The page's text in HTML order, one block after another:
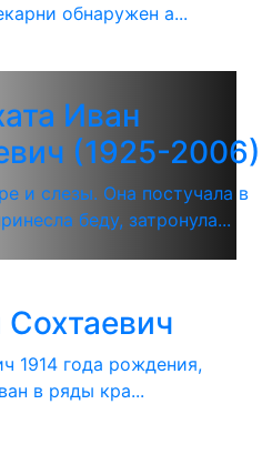
обнаружен а...
Иван
(1925-2006)
и слезы. Она постучала в
беду, затронула...
1914 года рождения,
в ряды кра...